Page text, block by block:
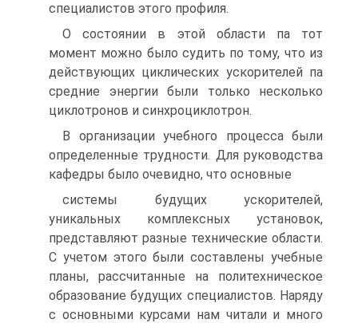
специалистов этого профиля.
О состоянии в этой области па тот
момент можно было судить по тому, что из
действующих циклических ускорителей па
средние энергии были только несколько
циклотронов и синхроциклотрон.
В организации учебного процесса были
определенные трудности. Для руководства
кафедры было очевидно, что основные
системы будущих ускорителей,
уникальных комплексных установок,
представляют разные технические области.
C учетом этого были составлены учебные
планы, рассчитанные на политехническое
образование будущих специалистов. Наряду
с основными курсами нам читали и много